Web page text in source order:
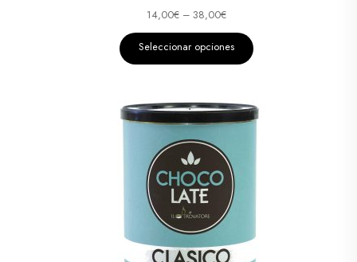
14,00€ – 38,00€
Seleccionar opciones